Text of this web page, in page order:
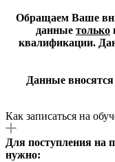
Обращаем Ваше
данные только
квалификации.
Данные
Как записаться на
Для поступления на
нужно: